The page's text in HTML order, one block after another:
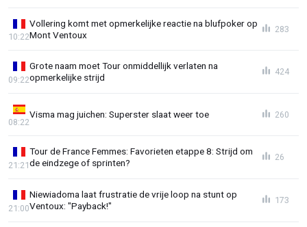
Vollering komt met opmerkelijke reactie na blufpoker op
Mont Ventoux
10:22
283
Grote naam moet Tour onmiddellijk verlaten na
opmerkelijke strijd
09:22
424
Visma mag juichen: Superster slaat weer toe
08:22
260
Tour de France Femmes: Favorieten etappe 8: Strijd om
de eindzege of sprinten?
21:21
26
Niewiadoma laat frustratie de vrije loop na stunt op
Ventoux: "Payback!"
21:00
173